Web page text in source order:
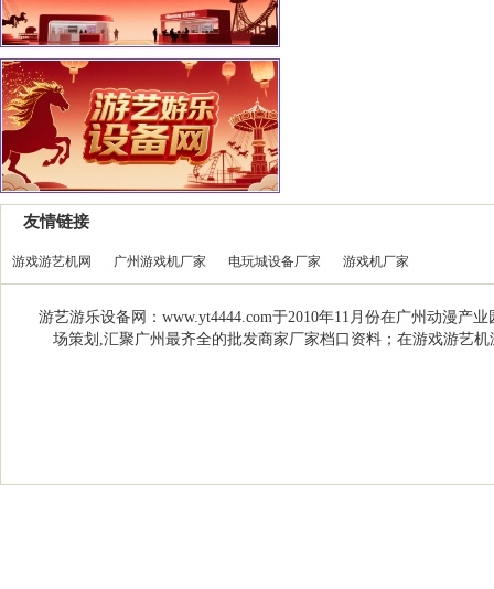
友情链接
游戏游艺机网 广州游戏机厂家 电玩城设备厂家 游戏机厂家
游艺游乐设备网：www.yt4444.com于2010年11月份在广州动漫
场策划,汇聚广州最齐全的批发商家厂家档口资料；在游戏游艺